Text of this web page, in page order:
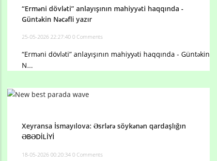
“Erməni dövləti” anlayışının mahiyyəti haqqında -
Güntəkin Nəcəfli yazır
25-05-2026 22:27:40 0 Comments
“Erməni dövləti” anlayışının mahiyyəti haqqında - Güntəkin
N...
Xeyransa İsmayılova: Əsrlərə söykənən qardaşlığın
ƏBƏDİLİYİ
18-05-2026 00:20:34 0 Comments